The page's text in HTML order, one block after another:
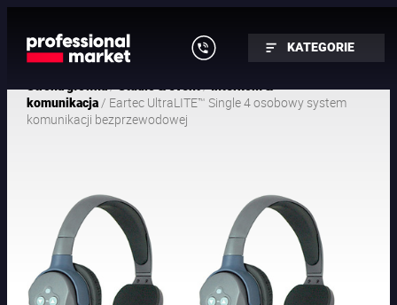
KATEGORIE
/ /
komunikacja/ Eartec UltraLITE™ Single 4 osobowy system
komunikacji bezprzewodowej